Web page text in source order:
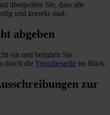
überprüfen Sie, dass alle
und korrekt sind.
abgeben
ein und behalten Sie
durch die Vergabestelle im Blick.
zur